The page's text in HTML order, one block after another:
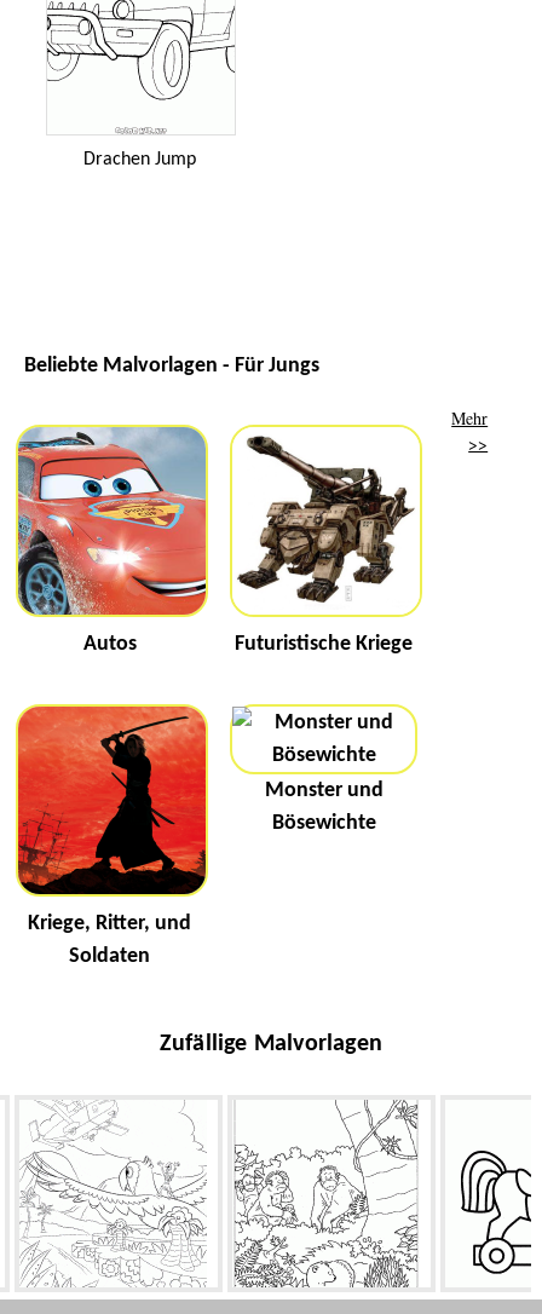
Drachen Jump
Beliebte Malvorlagen - Für Jungs
Autos Futuristische Kriege
Kriege, Ritter, und
Soldaten
Monster und
Bösewichte
Mehr
>>
Zufällige Malvorlagen
Rettung aus Blu Lars und Ameisen Pferd